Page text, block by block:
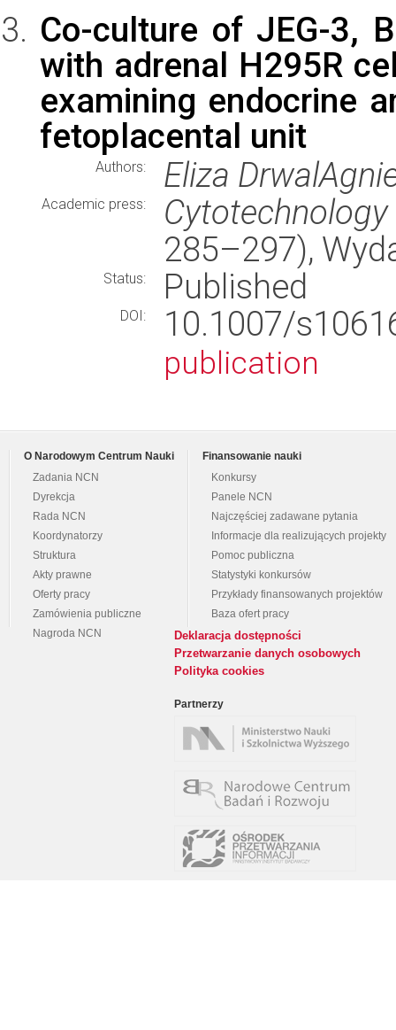
Co-culture of JEG-3,
with adrenal H295R
examining endocrine
fetoplacental unit
Authors: Eliza
Academic press: Cytotechnology
285–297),
Status: Published
DOI: 10.1007/
publication
O Narodowym Centrum Nauki
Zadania NCN
Dyrekcja
Rada NCN
Koordynatorzy
Struktura
Akty prawne
Oferty pracy
Zamówienia publiczne
Nagroda NCN
Finansowanie nauki
Konkursy
Panele NCN
Najczęściej zadawane pytania
Informacje dla realizujących projekty
Pomoc publiczna
Statystyki konkursów
Przykłady finansowanych projektów
Baza ofert pracy
Deklaracja dostępności
Przetwarzanie danych osobowych
Polityka cookies
Partnerzy